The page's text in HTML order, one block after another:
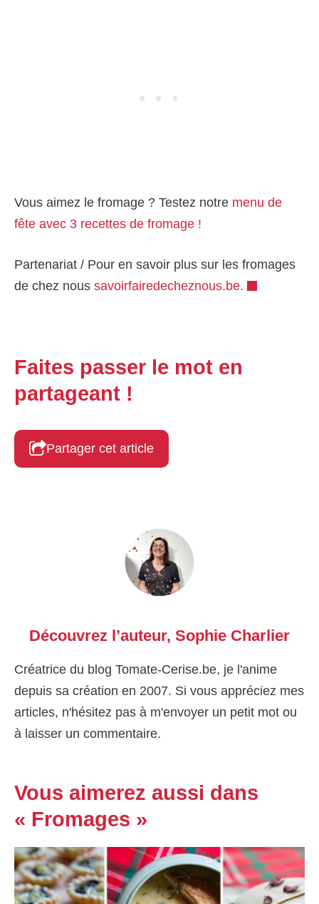
Vous aimez le fromage ? Testez notre menu de
fête avec 3 recettes de fromage !
Partenariat / Pour en savoir plus sur les fromages
de chez nous savoirfairedecheznous.be.
Faites passer le mot en
partageant !
Partager cet article
Découvrez l’auteur, Sophie Charlier
Créatrice du blog Tomate-Cerise.be, je l'anime
depuis sa création en 2007. Si vous appréciez mes
articles, n'hésitez pas à m'envoyer un petit mot ou
à laisser un commentaire.
Vous aimerez aussi dans
« Fromages »